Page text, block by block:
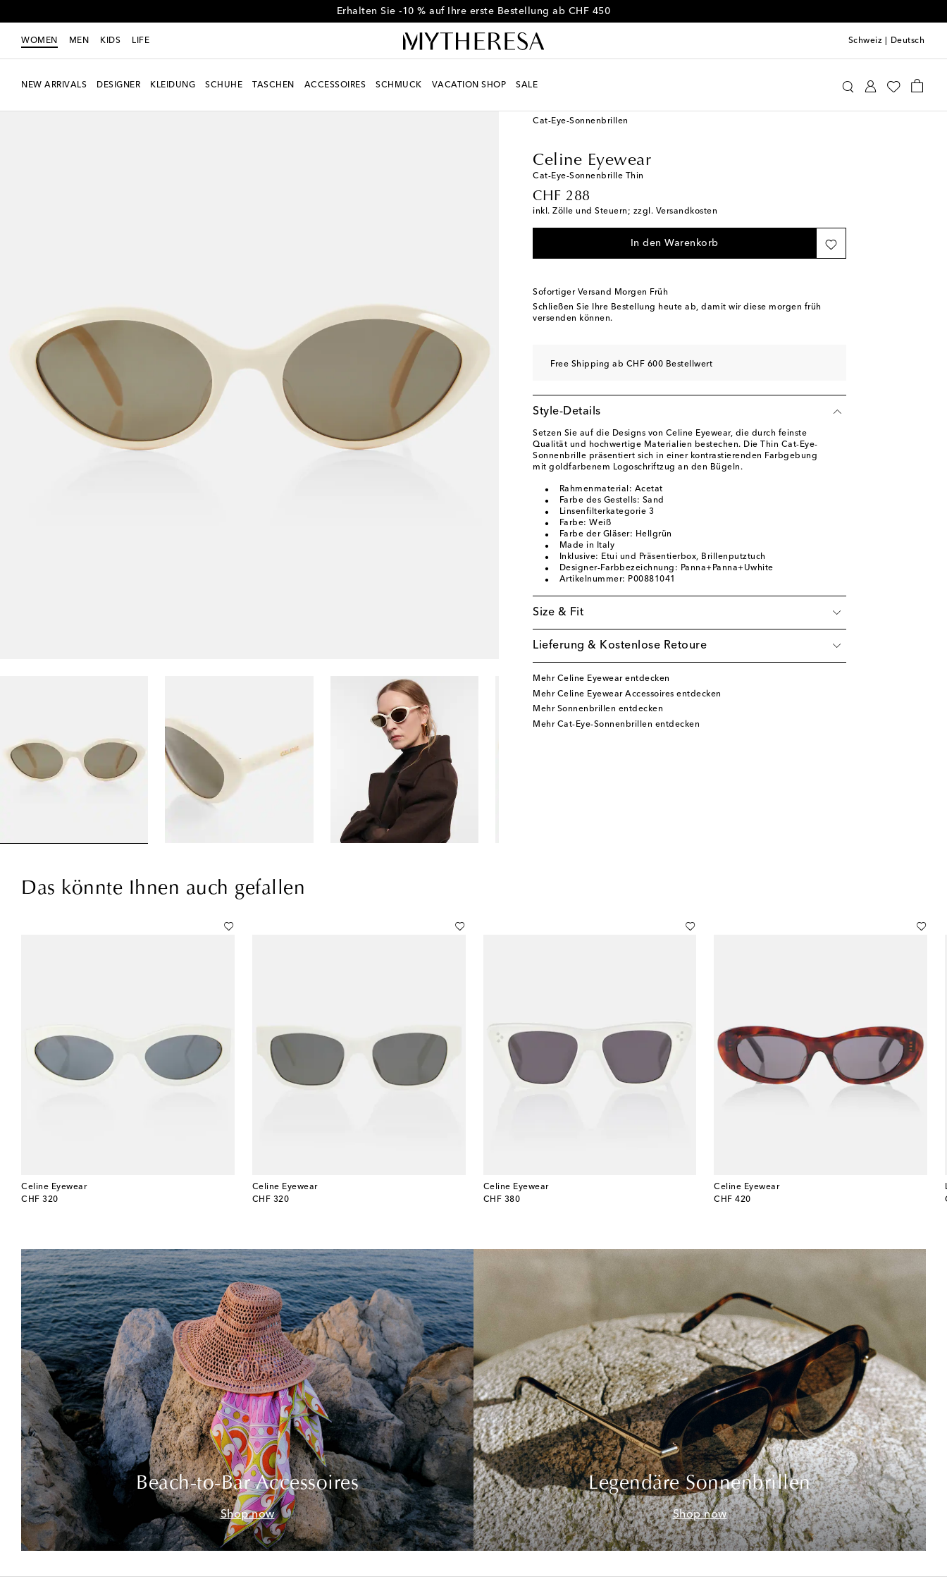
Erhalten Sie -10 % auf Ihre erste Bestellung ab CHF 450
WOMEN MEN KIDS LIFE Schweiz Deutsch
NEW ARRIVALS DESIGNER KLEIDUNG SCHUHE TASCHEN ACCESSOIRES SCHMUCK VACATION SHOP SALE
Cat-Eye-Sonnenbrillen
Celine Eyewear
Cat-Eye-Sonnenbrille Thin
CHF 288
original price
inkl. Zölle und Steuern; zzgl. Versandkosten
In den Warenkorb
Sofortiger Versand Morgen Früh
Schließen Sie Ihre Bestellung heute ab, damit wir diese morgen früh
versenden können.
Free Shipping ab CHF 600 Bestellwert
Style-Details
Setzen Sie auf die Designs von Celine Eyewear, die durch feinste
Qualität und hochwertige Materialien bestechen. Die Thin Cat-Eye-
Sonnenbrille präsentiert sich in einer kontrastierenden Farbgebung
mit goldfarbenem Logoschriftzug an den Bügeln.
Rahmenmaterial: Acetat
Farbe des Gestells: Sand
Linsenfilterkategorie 3
Farbe: Weiß
Farbe der Gläser: Hellgrün
Made in Italy
Inklusive: Etui und Präsentierbox, Brillenputztuch
Designer-Farbbezeichnung: Panna+Panna+Uwhite
Artikelnummer: P00881041
Size & Fit
Lieferung & Kostenlose Retoure
Mehr Celine Eyewear entdecken
Mehr Celine Eyewear Accessoires entdecken
Mehr Sonnenbrillen entdecken
Mehr Cat-Eye-Sonnenbrillen entdecken
Das könnte Ihnen auch gefallen
Celine Eyewear
CHF 320
original price
Celine Eyewear
CHF 320
original price
Celine Eyewear
CHF 380
original price
Celine Eyewear
CHF 420
original price
Beach-to-Bar Accessoires
Shop now
Legendäre Sonnenbrillen
Shop now